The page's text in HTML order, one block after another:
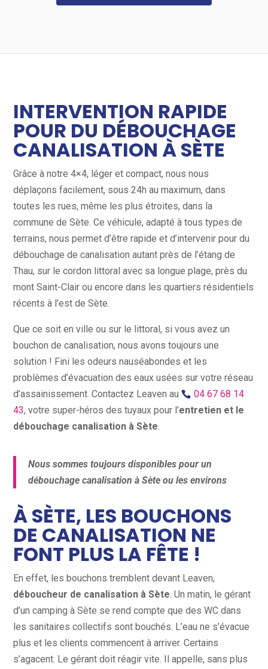
INTERVENTION RAPIDE
POUR DU DÉBOUCHAGE
CANALISATION À SÈTE
Grâce à notre 4×4, léger et compact, nous nous
déplaçons facilement, sous 24h au maximum, dans
toutes les rues, même les plus étroites, dans la
commune de Sète. Ce véhicule, adapté à tous types de
terrains, nous permet d’être rapide et d’intervenir pour du
débouchage de canalisation autant près de l’étang de
Thau, sur le cordon littoral avec sa longue plage, près du
mont Saint-Clair ou encore dans les quartiers résidentiels
récents à l’est de Sète.
Que ce soit en ville ou sur le littoral, si vous avez un
bouchon de canalisation, nous avons toujours une
solution ! Fini les odeurs nauséabondes et les
problèmes d’évacuation des eaux usées sur votre réseau
d’assainissement. Contactez Leaven au
04 67 68 14
43, votre super-héros des tuyaux pour l’entretien et le
débouchage canalisation à Sète.
Nous sommes toujours disponibles pour un
débouchage canalisation à Sète ou les environs
À SÈTE, LES BOUCHONS
DE CANALISATION NE
FONT PLUS LA FÊTE !
En effet, les bouchons tremblent devant Leaven,
déboucheur de canalisation à Sète. Un matin, le gérant
d’un camping à Sète se rend compte que des WC dans
les sanitaires collectifs sont bouchés. L’eau ne s’évacue
plus et les clients commencent à arriver. Certains
s’agacent. Le gérant doit réagir vite. Il appelle, sans plus